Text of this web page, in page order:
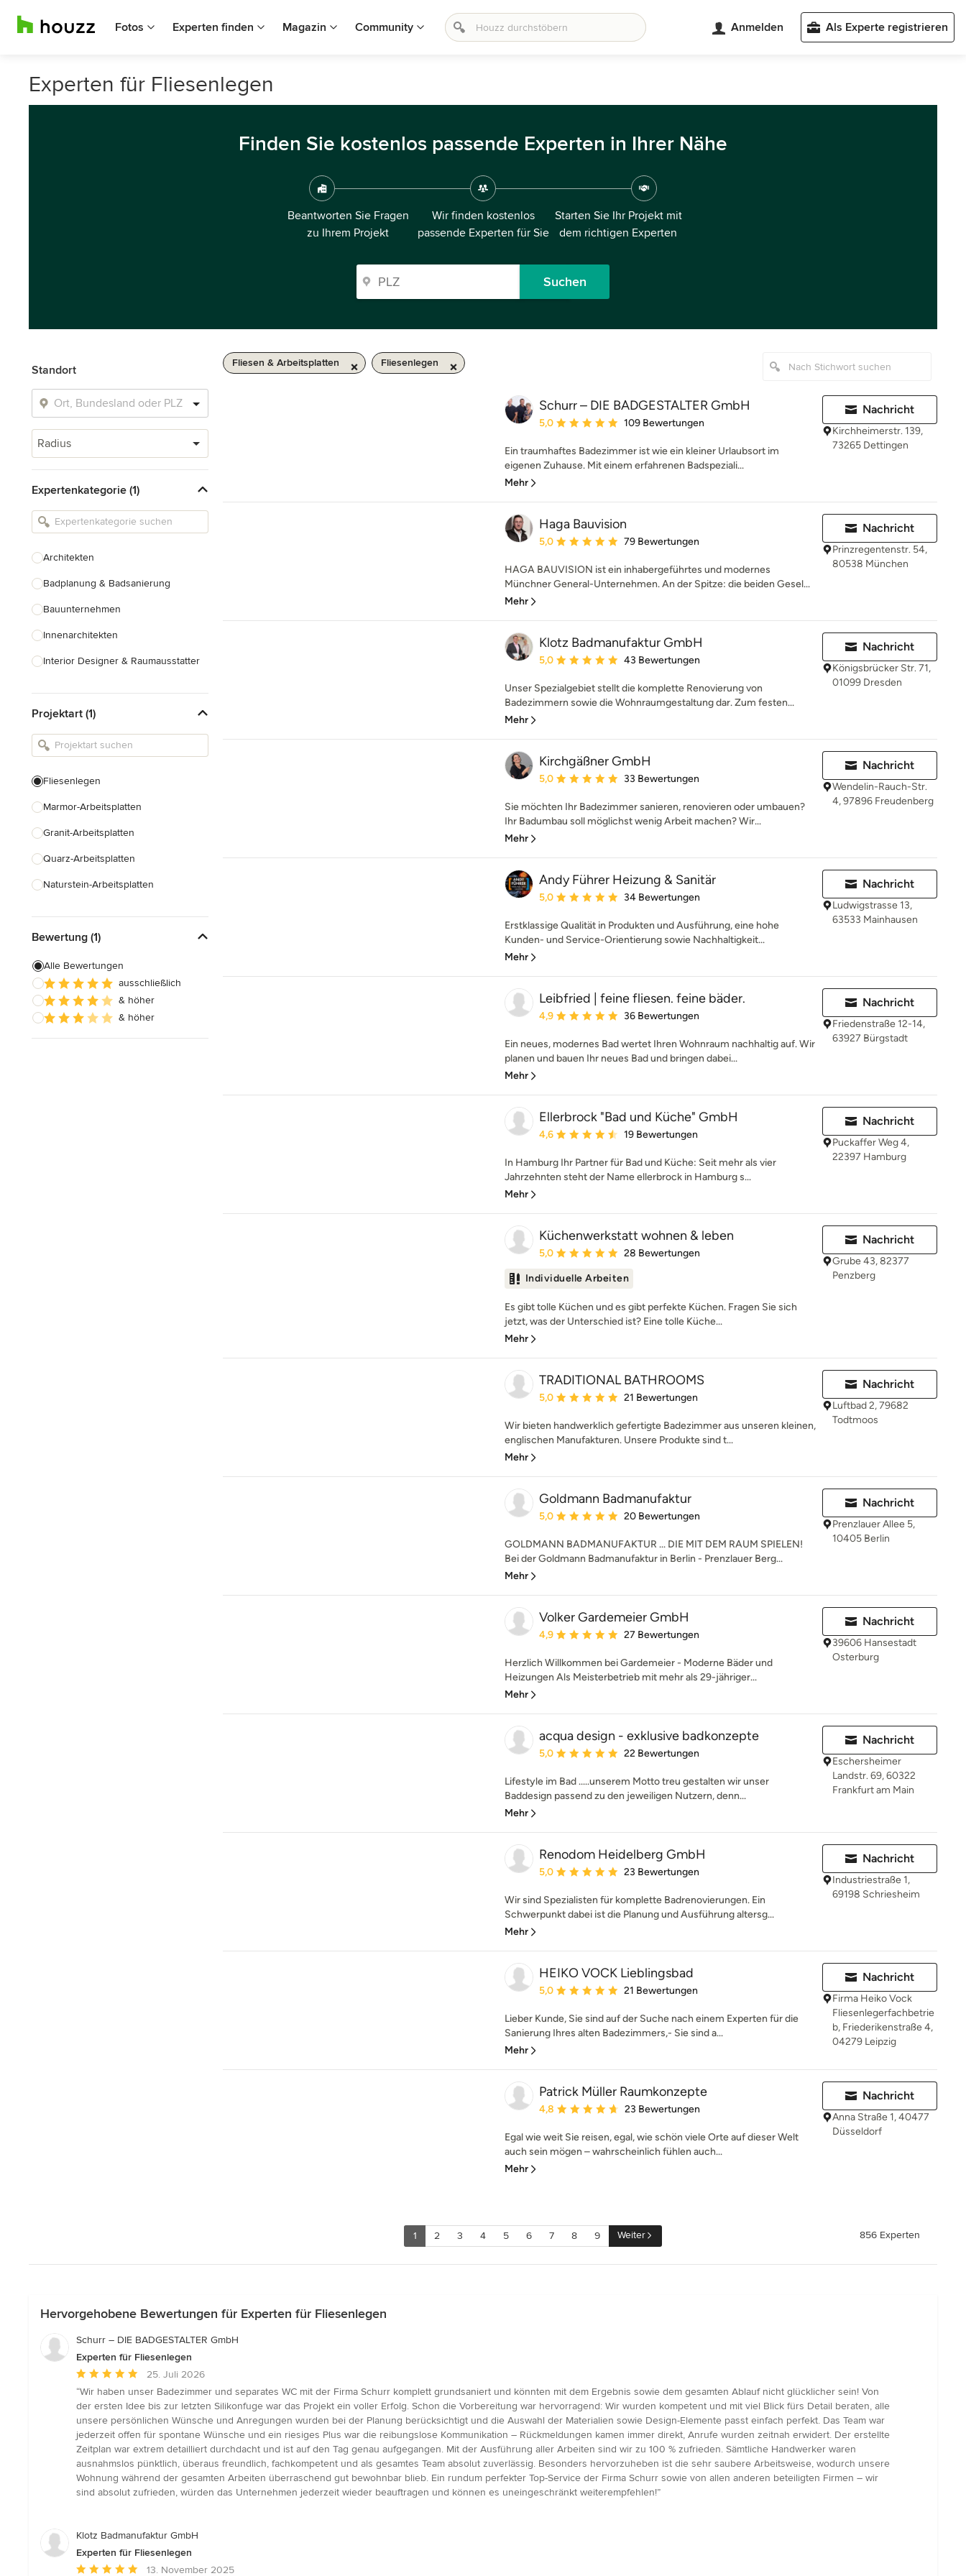
Fotos Experten finden Magazin Community Anmelden Als Experte registrieren
Experten für Fliesenlegen
Finden Sie kostenlos passende Experten in Ihrer Nähe
Beantworten Sie Fragen
zu Ihrem Projekt
Wir finden kostenlos
passende Experten für Sie
Starten Sie Ihr Projekt mit
dem richtigen Experten
Suchen
Standort
Radius
Expertenkategorie (1)
Architekten
Badplanung & Badsanierung
Bauunternehmen
Innenarchitekten
Interior Designer & Raumausstatter
Landschaftsarchitekten
Armaturen & Sanitärbedarf
Einbauschränke
Projektart (1)
Fliesenlegen
Marmor-Arbeitsplatten
Granit-Arbeitsplatten
Quarz-Arbeitsplatten
Naturstein-Arbeitsplatten
Fugenlose Böden
Fugenlose Wände
Alle anzeigen
Bewertung (1)
Alle Bewertungen
ausschließlich
& höher
& höher
Fliesen & Arbeitsplatten Fliesenlegen
Schurr – DIE BADGESTALTER GmbH
Durchschnittliche Bewertung: 5 von 5 Sternen
5,0 109 Bewertungen
Ein traumhaftes Badezimmer ist wie ein kleiner Urlaubsort im
eigenen Zuhause. Mit einem erfahrenen Badspeziali...
Mehr
Nachricht
Kirchheimerstr. 139,
73265 Dettingen
Haga Bauvision
Durchschnittliche Bewertung: 5 von 5 Sternen
5,0 79 Bewertungen
HAGA BAUVISION ist ein inhabergeführtes und modernes
Münchner General-Unternehmen. An der Spitze: die beiden Gesel...
Mehr
Nachricht
Prinzregentenstr. 54,
80538 München
Klotz Badmanufaktur GmbH
Durchschnittliche Bewertung: 5 von 5 Sternen
5,0 43 Bewertungen
Unser Spezialgebiet stellt die komplette Renovierung von
Badezimmern sowie die Wohnraumgestaltung dar. Zum festen...
Mehr
Nachricht
Königsbrücker Str. 71,
01099 Dresden
Kirchgäßner GmbH
Durchschnittliche Bewertung: 5 von 5 Sternen
5,0 33 Bewertungen
Sie möchten Ihr Badezimmer sanieren, renovieren oder umbauen?
Ihr Badumbau soll möglichst wenig Arbeit machen? Wir...
Mehr
Nachricht
Wendelin-Rauch-Str.
4, 97896 Freudenberg
Andy Führer Heizung & Sanitär
Durchschnittliche Bewertung: 5 von 5 Sternen
5,0 34 Bewertungen
Erstklassige Qualität in Produkten und Ausführung, eine hohe
Kunden- und Service-Orientierung sowie Nachhaltigkeit...
Mehr
Nachricht
Ludwigstrasse 13,
63533 Mainhausen
Leibfried | feine fliesen. feine bäder.
Durchschnittliche Bewertung: 4.9 von 5 Sternen
4,9 36 Bewertungen
Ein neues, modernes Bad wertet Ihren Wohnraum nachhaltig auf. Wir
planen und bauen Ihr neues Bad und bringen dabei...
Mehr
Nachricht
Friedenstraße 12-14,
63927 Bürgstadt
Ellerbrock "Bad und Küche" GmbH
Durchschnittliche Bewertung: 4.6 von 5 Sternen
4,6 19 Bewertungen
In Hamburg Ihr Partner für Bad und Küche: Seit mehr als vier
Jahrzehnten steht der Name ellerbrock in Hamburg s...
Mehr
Nachricht
Puckaffer Weg 4,
22397 Hamburg
Küchenwerkstatt wohnen & leben
Durchschnittliche Bewertung: 5 von 5 Sternen
5,0 28 Bewertungen
Individuelle Arbeiten
Es gibt tolle Küchen und es gibt perfekte Küchen. Fragen Sie sich
jetzt, was der Unterschied ist? Eine tolle Küche...
Mehr
Nachricht
Grube 43, 82377
Penzberg
TRADITIONAL BATHROOMS
Durchschnittliche Bewertung: 5 von 5 Sternen
5,0 21 Bewertungen
Wir bieten handwerklich gefertigte Badezimmer aus unseren kleinen,
englischen Manufakturen. Unsere Produkte sind t...
Mehr
Nachricht
Luftbad 2, 79682
Todtmoos
Goldmann Badmanufaktur
Durchschnittliche Bewertung: 5 von 5 Sternen
5,0 20 Bewertungen
GOLDMANN BADMANUFAKTUR ... DIE MIT DEM RAUM SPIELEN!
Bei der Goldmann Badmanufaktur in Berlin - Prenzlauer Berg...
Mehr
Nachricht
Prenzlauer Allee 5,
10405 Berlin
Volker Gardemeier GmbH
Durchschnittliche Bewertung: 4.9 von 5 Sternen
4,9 27 Bewertungen
Herzlich Willkommen bei Gardemeier - Moderne Bäder und
Heizungen Als Meisterbetrieb mit mehr als 29-jähriger...
Mehr
Nachricht
39606 Hansestadt
Osterburg
acqua design - exklusive badkonzepte
Durchschnittliche Bewertung: 5 von 5 Sternen
5,0 22 Bewertungen
Lifestyle im Bad .....unserem Motto treu gestalten wir unser
Baddesign passend zu den jeweiligen Nutzern, denn...
Mehr
Nachricht
Eschersheimer
Landstr. 69, 60322
Frankfurt am Main
Renodom Heidelberg GmbH
Durchschnittliche Bewertung: 5 von 5 Sternen
5,0 23 Bewertungen
Wir sind Spezialisten für komplette Badrenovierungen. Ein
Schwerpunkt dabei ist die Planung und Ausführung altersg...
Mehr
Nachricht
Industriestraße 1,
69198 Schriesheim
HEIKO VOCK Lieblingsbad
Durchschnittliche Bewertung: 5 von 5 Sternen
5,0 21 Bewertungen
Lieber Kunde, Sie sind auf der Suche nach einem Experten für die
Sanierung Ihres alten Badezimmers,- Sie sind a...
Mehr
Nachricht
Firma Heiko Vock
Fliesenlegerfachbetrie
b, Friederikenstraße 4,
04279 Leipzig
Patrick Müller Raumkonzepte
Durchschnittliche Bewertung: 4.8 von 5 Sternen
4,8 23 Bewertungen
Egal wie weit Sie reisen, egal, wie schön viele Orte auf dieser Welt
auch sein mögen – wahrscheinlich fühlen auch...
Mehr
Nachricht
Anna Straße 1, 40477
Düsseldorf
1 2 3 4 5 6 7 8 9 Weiter 856 Experten
Hervorgehobene Bewertungen für Experten für Fliesenlegen
Schurr – DIE BADGESTALTER GmbH
Experten für Fliesenlegen
Durchschnittliche
Bewertung:
5
von
5
Sternen
25. Juli 2026
“Wir haben unser Badezimmer und separates WC mit der Firma Schurr komplett grundsaniert und könnten mit dem Ergebnis sowie dem gesamten Ablauf nicht glücklicher sein! Von
der ersten Idee bis zur letzten Silikonfuge war das Projekt ein voller Erfolg. Schon die Vorbereitung war hervorragend: Wir wurden kompetent und mit viel Blick fürs Detail beraten, alle
unsere persönlichen Wünsche und Anregungen wurden bei der Planung berücksichtigt und die Auswahl der Materialien sowie Design-Elemente passt einfach perfekt. Das Team war
jederzeit offen für spontane Wünsche und ein riesiges Plus war die reibungslose Kommunikation – Rückmeldungen kamen immer direkt, Anrufe wurden zeitnah erwidert. Der erstellte
Zeitplan war extrem detailliert durchdacht und ist auf den Tag genau aufgegangen. Mit der Ausführung aller Arbeiten sind wir zu 100 % zufrieden. Sämtliche Handwerker waren
ausnahmslos pünktlich, überaus freundlich, fachkompetent und als gesamtes Team absolut zuverlässig. Besonders hervorzuheben ist die sehr saubere Arbeitsweise, wodurch unsere
Wohnung während der gesamten Arbeiten überraschend gut bewohnbar blieb. Ein rundum perfekter Top-Service der Firma Schurr sowie von allen anderen beteiligten Firmen – wir
sind absolut zufrieden, würden das Unternehmen jederzeit wieder beauftragen und können es uneingeschränkt weiterempfehlen!”
Klotz Badmanufaktur GmbH
Experten für Fliesenlegen
Durchschnittliche13. November 2025